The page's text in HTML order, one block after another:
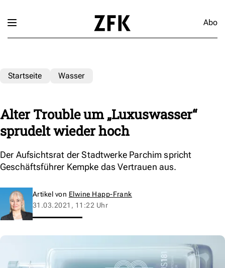
Abo
Startseite Wasser
Alter Trouble um „Luxuswasser“
sprudelt wieder hoch
Der Aufsichtsrat der Stadtwerke Parchim spricht
Geschäftsführer Kempke das Vertrauen aus.
Artikel von Elwine Happ-Frank
31.03.2021, 11:22 Uhr